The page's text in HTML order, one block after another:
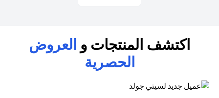
اكتشف المنتجات و العروض
الحصرية